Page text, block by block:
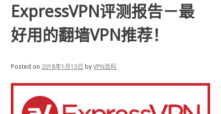
ExpressVPN评测报告－最
好用的翻墙VPN推荐！
Posted on 2018年1月13日 byVPN百科